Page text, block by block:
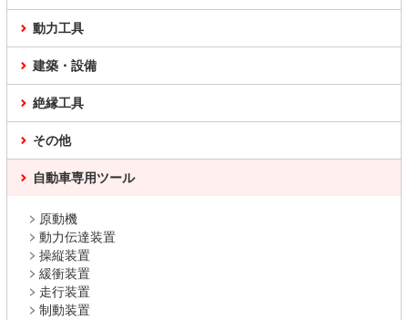
動力工具
建築・設備
絶縁工具
その他
自動車専用ツール
原動機
動力伝達装置
操縦装置
緩衝装置
走行装置
制動装置